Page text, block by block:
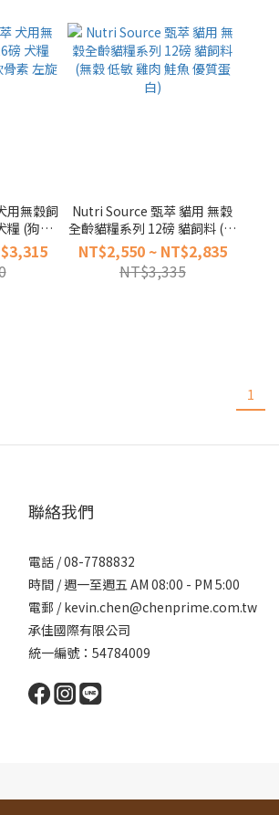
用無穀飼
糧 (狗飼
旋肉鹼)
Nutri Source 甄萃 貓用 無穀
全齡貓糧系列 12磅 貓飼料 (無
穀 低敏 雞肉 鮭魚 優質蛋白)
NT$2,550 ~ NT$2,835
NT$3,335
1
聯絡我們
電話 / 08-7788832
時間 / 週一至週五 AM 08:00 - PM 5:00
電郵 / kevin.chen@chenprime.com.tw
承佳國際有限公司
統一編號：54784009